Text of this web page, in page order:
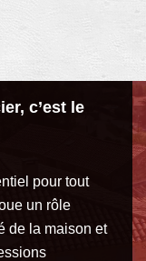
c’est le
pour tout
un rôle
de la maison et